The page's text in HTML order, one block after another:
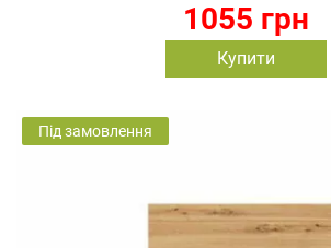
1055 грн
Купити
Під замовлення